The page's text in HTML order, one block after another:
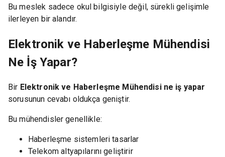
Bu meslek sadece okul bilgisiyle değil, sürekli gelişimle
ilerleyen bir alandır.
Elektronik ve Haberleşme Mühendisi
Ne İş Yapar?
Bir Elektronik ve Haberleşme Mühendisi ne iş yapar
sorusunun cevabı oldukça geniştir.
Bu mühendisler genellikle:
Haberleşme sistemleri tasarlar
Telekom altyapılarını geliştirir